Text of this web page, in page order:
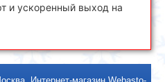
и ускоренный выход на